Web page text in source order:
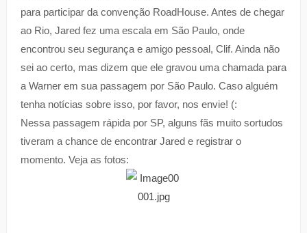
para participar da convenção RoadHouse. Antes de chegar
ao Rio, Jared fez uma escala em São Paulo, onde
encontrou seu segurança e amigo pessoal, Clif. Ainda não
sei ao certo, mas dizem que ele gravou uma chamada para
a Warner em sua passagem por São Paulo. Caso alguém
tenha notícias sobre isso, por favor, nos envie! (:
Nessa passagem rápida por SP, alguns fãs muito sortudos
tiveram a chance de encontrar Jared e registrar o
momento. Veja as fotos: